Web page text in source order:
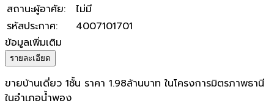
สถานะผู้อาศัย:
ไม่มี
รหัสประกาศ:
4007101701
ข้อมูลเพิ่มเติม
รายละเอียด
ขายบ้านเดี่ยว 1ชั้น ราคา 1.98ล้านบาท ในโครงการมิตรภาพธานี
ในอำเภอน้ำพอง